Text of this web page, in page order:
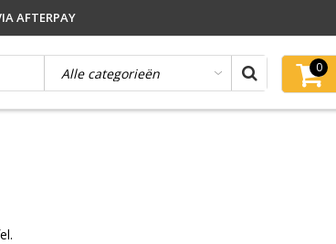
AFTERPAY
0